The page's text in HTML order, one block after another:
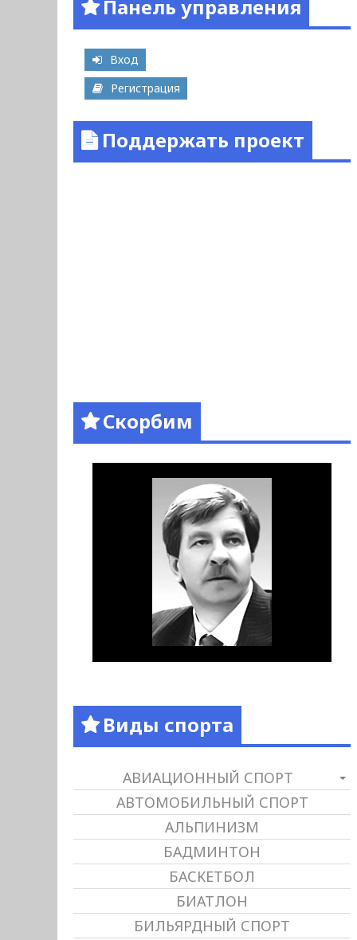
Панель управления
Вход
Регистрация
Поддержать проект
Скорбим
Виды спорта
АВИАЦИОННЫЙ СПОРТ
АВТОМОБИЛЬНЫЙ СПОРТ
АЛЬПИНИЗМ
БАДМИНТОН
БАСКЕТБОЛ
БИАТЛОН
БИЛЬЯРДНЫЙ СПОРТ